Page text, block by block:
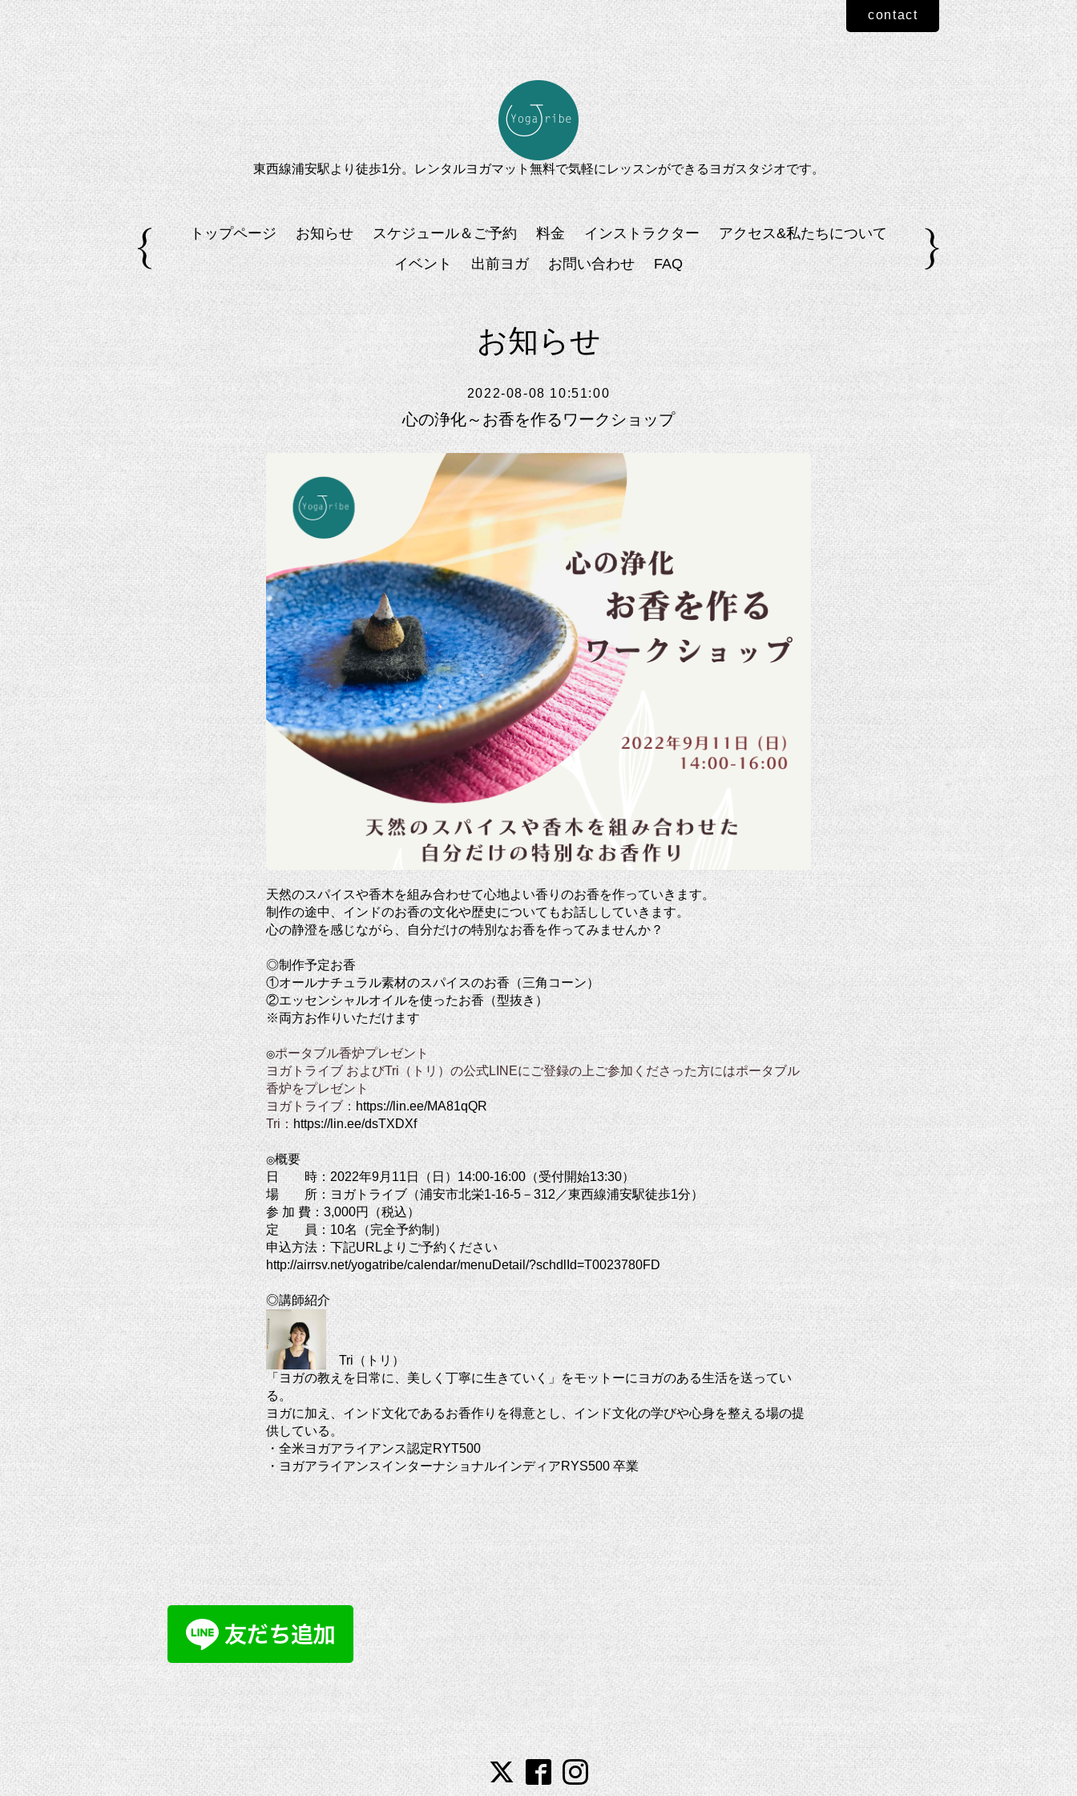
東西線浦安駅より徒歩1分。レンタルヨガマット無料で気軽にレッスンができるヨガスタジオです。
contact
トップページ お知らせ スケジュール＆ご予約 料金 インストラクター
アクセス&私たちについて
イベント
出前ヨガ お問い合わせ FAQ
お知らせ
2022-08-08 10:51:00
心の浄化～お香を作るワークショップ
天然のスパイスや香木を組み合わせて心地よい香りのお香を作っていきます。
制作の途中、インドのお香の文化や歴史についてもお話ししていきます。
心の静澄を感じながら、自分だけの特別なお香を作ってみませんか？
◎制作予定お香
①オールナチュラル素材のスパイスのお香（三角コーン）
②エッセンシャルオイルを使ったお香（型抜き）
※両方お作りいただけます
◎ポータブル香炉プレゼント
ヨガトライブ およびTri（トリ）の公式LINEにご登録の上ご参加くださった方にはポータブル
香炉をプレゼント
ヨガトライブ： https://lin.ee/MA81qQR
Tri： https://lin.ee/dsTXDXf
◎概要
日 時：2022年9月11日（日）14:00-16:00（受付開始13:30）
場 所：ヨガトライブ（浦安市北栄1-16-5－312／東西線浦安駅徒歩1分）
参 加 費：3,000円（税込）
定 員：10名（完全予約制）
申込方法：下記URLよりご予約ください
http://airrsv.net/yogatribe/calendar/menuDetail/?schdlId=T0023780FD
◎講師紹介
Tri（トリ）
「ヨガの教えを日常に、美しく丁寧に生きていく」をモットーにヨガのある生活を送ってい
る。
ヨガに加え、インド文化であるお香作りを得意とし、インド文化の学びや心身を整える場の提
供している。
・全米ヨガアライアンス認定RYT500
・ヨガアライアンスインターナショナルインディアRYS500 卒業